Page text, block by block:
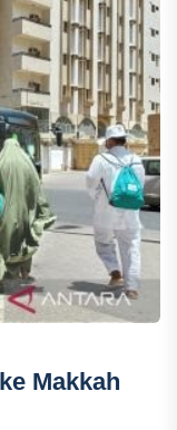
Makkah